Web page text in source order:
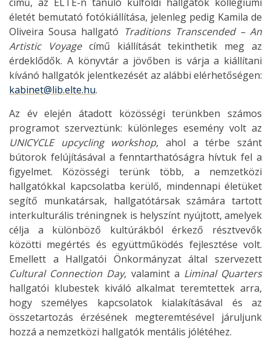
életét bemutató fotókiállítása, jelenleg pedig Kamila de
Oliveira Sousa hallgató Traditions Transcended – An
Artistic Voyagecímű kiállítását tekinthetik meg az
érdeklődők. A könyvtár a jövőben is várja a kiállítani
kívánó hallgatók jelentkezését az alábbi elérhetőségen:
kabinet@lib.elte.hu.
Az év elején átadott közösségi terünkben számos
programot szerveztünk: különleges esemény volt az
UNICYCLE upcycling workshop, ahol a térbe szánt
bútorok felújításával a fenntarthatóságra hívtuk fel a
figyelmet. Közösségi terünk több, a nemzetközi
hallgatókkal kapcsolatba kerülő, mindennapi életüket
segítő munkatársak, hallgatótársak számára tartott
interkulturális tréningnek is helyszínt nyújtott, amelyek
célja a különböző kultúrákból érkező résztvevők
közötti megértés és együttműködés fejlesztése volt.
Emellett a Hallgatói Önkormányzat által szervezett
Cultural Connection Day, valamint a Liminal Quarters
hallgatói klubestek kiváló alkalmat teremtettek arra,
hogy személyes kapcsolatok kialakításával és az
összetartozás érzésének megteremtésével járuljunk
hozzá a nemzetközi hallgatók mentális jólétéhez.